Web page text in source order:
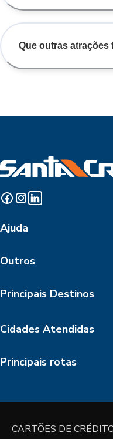
Que outras atrações
Ajuda
Outros
Principais Destinos
Cidades Atendidas
Principais rotas
CARTÕES DE